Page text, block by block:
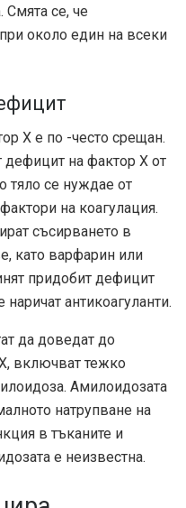
се, че
около един на всеки
X е по -често срещан.
дефицит на фактор Х от
тяло се нуждае от
на коагулация.
съсирването в
като варфарин или
придобит дефицит
​​антикоагуланти.
да доведат до
включват тежко
Амилоидозата
натрупване на
в тъканите и
е неизвестна.